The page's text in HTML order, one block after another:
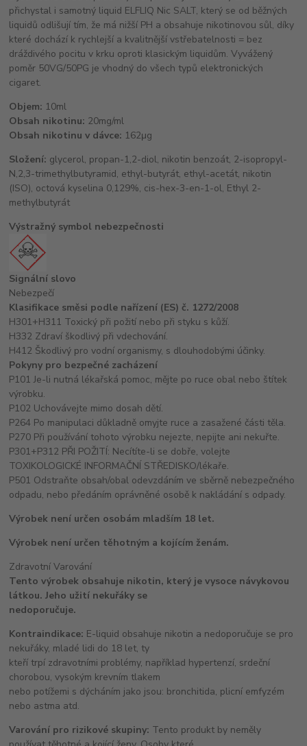
přichystal i samotný liquid ELFLIQ Nic SALT, který se od běžných
liquidů odlišují tím, že má nižší PH a obsahuje nikotinovou sůl, díky
které dochází k rychlejší a kvalitnější vstřebatelnosti = bez
dráždivého pocitu v krku oproti klasickým liquidům. Vyvážený
poměr 50VG/50PG je vhodný do všech typů elektronických
cigaret.
Objem: 10ml
Obsah nikotinu: 20mg/ml
Obsah nikotinu v dávce: 162μg
Složení: glycerol, propan-1,2-diol, nikotin benzoát, 2-isopropyl-
N,2,3-trimethylbutyramid, ethyl-butyrát, ethyl-acetát, nikotin
(ISO), octová kyselina 0,129%, cis-hex-3-en-1-ol, Ethyl 2-
methylbutyrát
Výstražný symbol nebezpečnosti
Signální slovo
Nebezpečí
Klasifikace směsi podle nařízení (ES) č. 1272/2008
H301+H311 Toxický při požití nebo při styku s kůží.
H332 Zdraví škodlivý při vdechování.
H412 Škodlivý pro vodní organismy, s dlouhodobými účinky.
Pokyny pro bezpečné zacházení
P101 Je-li nutná lékařská pomoc, mějte po ruce obal nebo štítek
výrobku.
P102 Uchovávejte mimo dosah dětí.
P264 Po manipulaci důkladně omyjte ruce a zasažené části těla.
P270 Při používání tohoto výrobku nejezte, nepijte ani nekuřte.
P301+P312 PŘI POŽITÍ: Necítíte-li se dobře, volejte
TOXIKOLOGICKÉ INFORMAČNÍ STŘEDISKO/lékaře.
P501 Odstraňte obsah/obal odevzdáním ve sběrně nebezpečného
odpadu, nebo předáním oprávněné osobě k nakládání s odpady.
Výrobek není určen osobám mladším 18 let.
Výrobek není určen těhotným a kojícím ženám.
Zdravotní Varování
Tento výrobek obsahuje nikotin, který je vysoce návykovou
látkou. Jeho užití nekuřáky se
nedoporučuje.
Kontraindikace: E-liquid obsahuje nikotin a nedoporučuje se pro
nekuřáky, mladé lidi do 18 let, ty
kteří trpí zdravotními problémy, například hypertenzí, srdeční
chorobou, vysokým krevním tlakem
nebo potížemi s dýcháním jako jsou: bronchitida, plicní emfyzém
nebo astma atd.
Varování pro rizikové skupiny: Tento produkt by neměly